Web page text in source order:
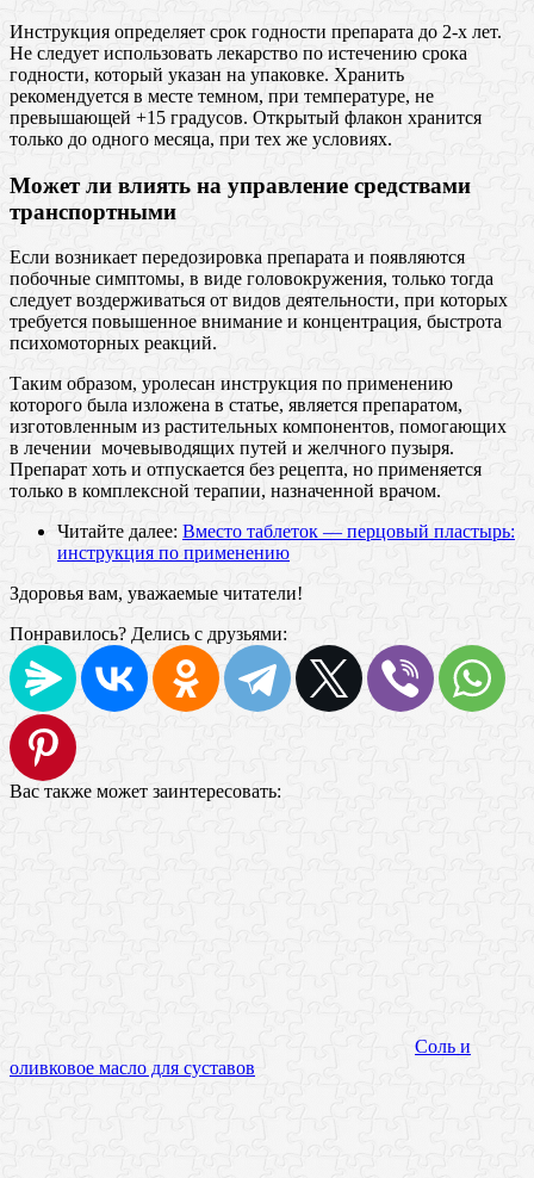
Инструкция определяет срок годности препарата до 2-х лет.
Не следует использовать лекарство по истечению срока
годности, который указан на упаковке. Хранить
рекомендуется в месте темном, при температуре, не
превышающей +15 градусов. Открытый флакон хранится
только до одного месяца, при тех же условиях.
Может ли влиять на управление средствами
транспортными
Если возникает передозировка препарата и появляются
побочные симптомы, в виде головокружения, только тогда
следует воздерживаться от видов деятельности, при которых
требуется повышенное внимание и концентрация, быстрота
психомоторных реакций.
Таким образом, уролесан инструкция по применению
которого была изложена в статье, является препаратом,
изготовленным из растительных компонентов, помогающих
в лечении мочевыводящих путей и желчного пузыря.
Препарат хоть и отпускается без рецепта, но применяется
только в комплексной терапии, назначенной врачом.
Читайте далее: Вместо таблеток — перцовый пластырь:
инструкция по применению
Здоровья вам, уважаемые читатели!
Понравилось? Делись с друзьями:
Вас также может заинтересовать:
Соль и
оливковое масло для суставов